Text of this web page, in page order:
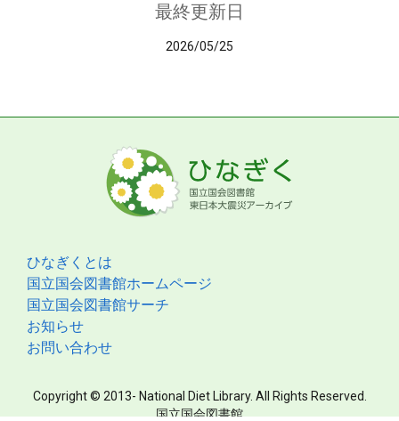
最終更新日
2026/05/25
ひなぎくとは
国立国会図書館ホームページ
国立国会図書館サーチ
お知らせ
お問い合わせ
Copyright © 2013- National Diet Library. All Rights Reserved.